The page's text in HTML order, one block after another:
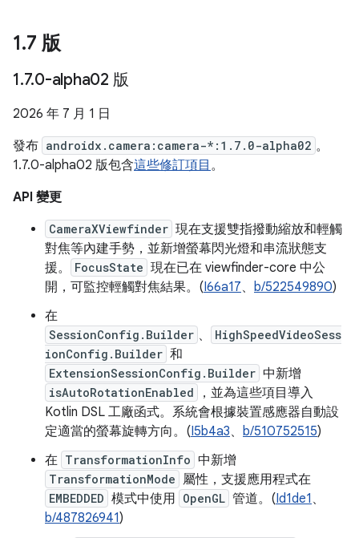
1.7 版
1.7.0-alpha02 版
2026 年 7 月 1 日
發布 androidx.camera:camera-*:1.7.0-alpha02 。
1.7.0-alpha02 版包含這些修訂項目 。
API 變更
CameraXViewfinder 現在支援雙指撥動縮放和輕觸
對焦等內建手勢，並新增螢幕閃光燈和串流狀態支
援。
FocusState 現在已在 viewfinder-core 中公
開，可監控輕觸對焦結果。(I66a17、 b/522549890)
在
SessionConfig.Builder 、
HighSpeedVideoSess
ionConfig.Builder 和
ExtensionSessionConfig.Builder 中新增
isAutoRotationEnabled
，並為這些項目導入
Kotlin DSL 工廠函式。系統會根據裝置感應器自動設
定適當的螢幕旋轉方向。(I5b4a3、 b/510752515)
在 TransformationInfo 中新增
TransformationMode 屬性，支援應用程式在
EMBEDDED 模式中使用 OpenGL 管道。(Id1de1 、
b/487826941)